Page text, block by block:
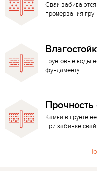
Сваи
промерзания
Грунтовые воды
фундаменту
Прочность
Камни в грунте
при забивке свай